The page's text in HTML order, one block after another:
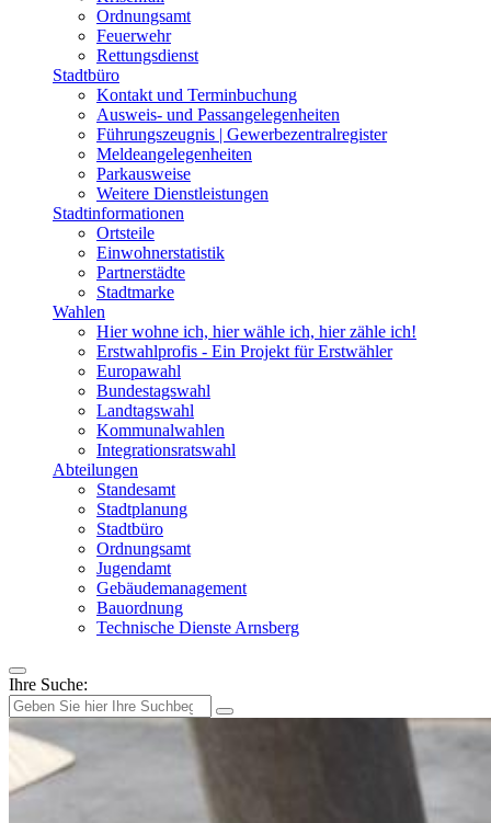
Ordnungsamt
Feuerwehr
Rettungsdienst
Stadtbüro
Kontakt und Terminbuchung
Ausweis- und Passangelegenheiten
Führungszeugnis | Gewerbezentralregister
Meldeangelegenheiten
Parkausweise
Weitere Dienstleistungen
Stadtinformationen
Ortsteile
Einwohnerstatistik
Partnerstädte
Stadtmarke
Wahlen
Hier wohne ich, hier wähle ich, hier zähle ich!
Erstwahlprofis - Ein Projekt für Erstwähler
Europawahl
Bundestagswahl
Landtagswahl
Kommunalwahlen
Integrationsratswahl
Abteilungen
Standesamt
Stadtplanung
Stadtbüro
Ordnungsamt
Jugendamt
Gebäudemanagement
Bauordnung
Technische Dienste Arnsberg
Ihre Suche: